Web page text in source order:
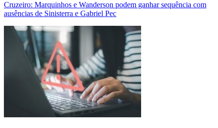
Cruzeiro: Marquinhos e Wanderson podem ganhar sequência com
ausências de Sinisterra e Gabriel Pec